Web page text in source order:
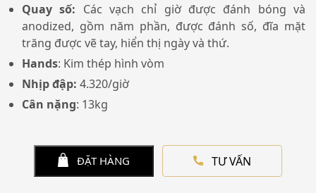
Quay số: Các vạch chỉ giờ được đánh bóng và
anodized, gồm năm phần, được đánh số, đĩa mặt
trăng được vẽ tay, hiển thị ngày và thứ.
Hands: Kim thép hình vòm
Nhịp đập: 4.320/giờ
Cân nặng: 13kg
ĐẶT HÀNG TƯ VẤN